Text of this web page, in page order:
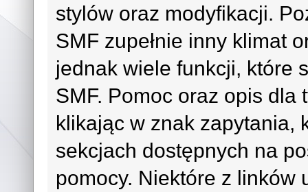
stylów oraz modyfikacji.
SMF zupełnie inny klimat
jednak wiele funkcji, które
SMF. Pomoc oraz opis dla
klikając w znak zapytania,
sekcjach dostępnych na
pomocy. Niektóre z linków